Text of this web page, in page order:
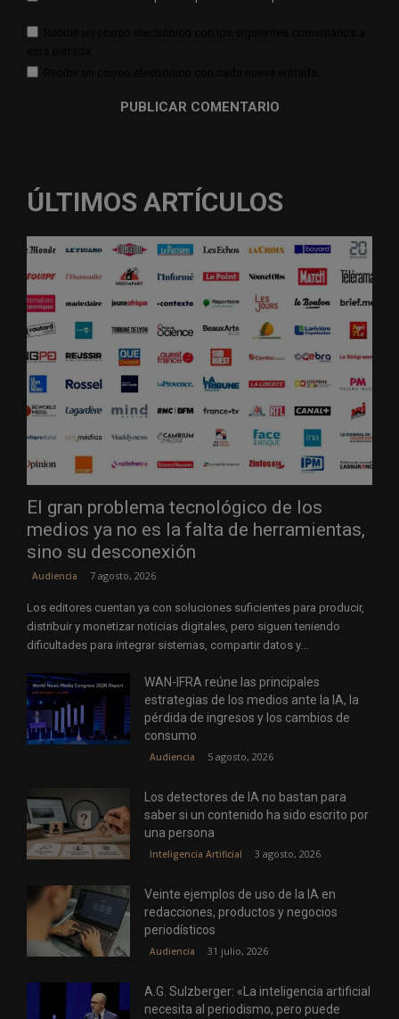
ÚLTIMOS ARTÍCULOS
El gran problema tecnológico de los
medios ya no es la falta de herramientas,
sino su desconexión
Audiencia 7 agosto, 2026
Los editores cuentan ya con soluciones suficientes para producir,
distribuir y monetizar noticias digitales, pero siguen teniendo
dificultades para integrar sistemas, compartir datos y...
WAN-IFRA reúne las principales
estrategias de los medios ante la IA, la
pérdida de ingresos y los cambios de
consumo
Audiencia 5 agosto, 2026
Los detectores de IA no bastan para
saber si un contenido ha sido escrito por
una persona
Inteligencia Artificial 3 agosto, 2026
Veinte ejemplos de uso de la IA en
redacciones, productos y negocios
periodísticos
Audiencia 31 julio, 2026
A.G. Sulzberger: «La inteligencia artificial
necesita al periodismo, pero puede